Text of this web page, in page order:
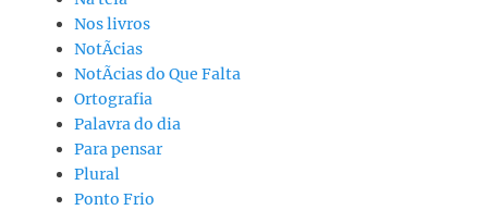
Nos livros
NotÃ­cias
NotÃ­cias do Que Falta
Ortografia
Palavra do dia
Para pensar
Plural
Ponto Frio